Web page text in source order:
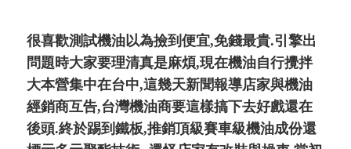
很喜歡測試機油以為撿到便宜,免錢最貴.引擎出
問題時大家要理清真是麻煩,現在機油自行攪拌
大本營集中在台中,這幾天新聞報導店家與機油
經銷商互告,台灣機油商要這樣搞下去好戲還在
後頭.終於踢到鐵板,推銷頂級賽車級機油成份還